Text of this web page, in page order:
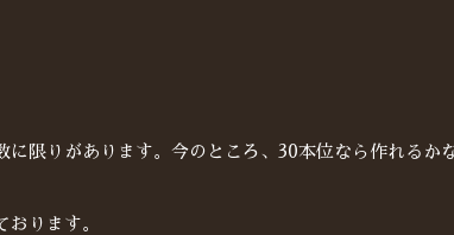
に限りがあります。今のところ、30本位なら作れるか
おります。